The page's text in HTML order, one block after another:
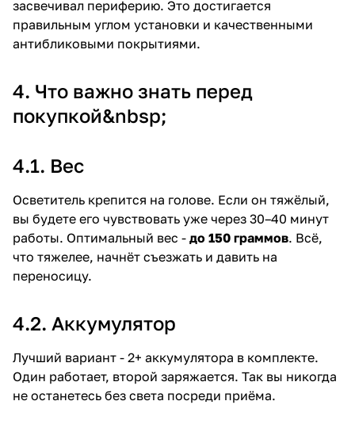
засвечивал периферию. Это достигается
правильным углом установки и качественными
антибликовыми покрытиями.
4. Что важно знать перед
покупкой&nbsp;
4.1. Вес
Осветитель крепится на голове. Если он тяжёлый,
вы будете его чувствовать уже через 30–40 минут
работы. Оптимальный вес - до 150 граммов. Всё,
что тяжелее, начнёт съезжать и давить на
переносицу.
4.2. Аккумулятор
Лучший вариант - 2+ аккумулятора в комплекте.
Один работает, второй заряжается. Так вы никогда
не останетесь без света посреди приёма.